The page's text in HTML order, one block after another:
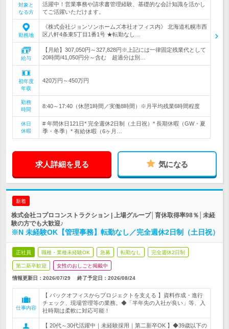
対象と
なる方
活躍中！営業事務や請求書管理経験、基礎的な会計知識を活かし
てご活躍いただけます。
勤務地
《株式会社ジョンソンホームズ本社オフィス内》 北海道札幌市西
区八軒4条東5丁目1番1号 ★転勤なし…
給与
【月給】307,050円～327,828円※上記には一律固定残業代として
20時間/41,050円分～含む 超過分は別…
初年度
年収
420万円～450万円
勤務
時間
8:40～17:40（休憩1時間／実働8時間）※月平均残業6時間程度
休日
休暇
# 年間休日121日* 完全週休2日制（土日祝）* 長期休暇（GW・夏
季・冬季）* 有給休暇（6ヶ月…
求人詳細を見る 気になる
新着
株式会社コプロコンストラクション | 上場グループ│育休取得率98％│未経
験の方でも大歓迎♪
※N 未経験OK【管理事務】転勤なし／完全週休2日制（土日祝）
正社員 職種・業種未経験OK 急募 転勤なし 完全週休2日制
第二新卒歓迎 女性のおしごと掲載中
情報更新日：2026/07/29 終了予定日： 2026/08/24
仕事内容
【 バックオフィスからプロジェクトを支える 】資料作成・進行
チェック、現場管理等の業務。◆「半年先の入社が良い」等、入
社時期は柔軟に対応可能！
【 20代～30代活躍中｜未経験採用｜第二新卒OK 】◆39歳以下の